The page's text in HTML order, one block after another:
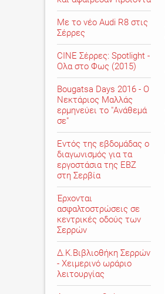
Με το νέο Audi R8 στις
Σέρρες
CINE Σέρρες: Spotlight -
Ολα στο Φως (2015)
Bougatsa Days 2016 - Ο
Νεκτάριος Μαλλάς
ερμηνεύει το "Ανάθεμά
σε"
Εντός της εβδομάδας ο
διαγωνισμός για τα
εργοστάσια της ΕΒΖ
στη Σερβία
Έρχονται
ασφαλτοστρώσεις σε
κεντρικές οδούς των
Σερρών
Δ.Κ.Βιβλιοθήκη Σερρών
- Χειμερινό ωράριο
λειτουργίας